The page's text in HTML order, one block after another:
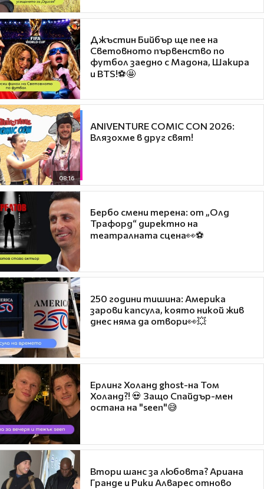
Джъстин Бийбър ще пее на
Световното първенство по
футбол заедно с Мадона, Шакира
и BTS!⚽🤩
08:16
ANIVENTURE COMIC CON 2026:
Влязохме в друг свят!
Бербо смени терена: от „Олд
Трафорд“ директно на
театралната сцена👀⚽
250 години тишина: Америка
зарови капсула, която никой жив
днес няма да отвори👀💥
Ерлинг Холанд ghost-на Том
Холанд?! 💀 Защо Спайдър-мен
остана на "seen"😅
Втори шанс за любовта? Ариана
Гранде и Рики Алварес отново